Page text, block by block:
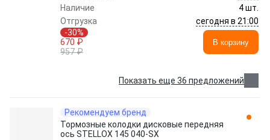
Наличие
4 шт.
Отгрузка
сегодня в 21:00
-30%
670 ₽
957 ₽
В корзину
Показать еще 36 предложений
Рекомендуем бренд
Тормозные колодки дисковые передняя
ось STELLOX 145 040-SX